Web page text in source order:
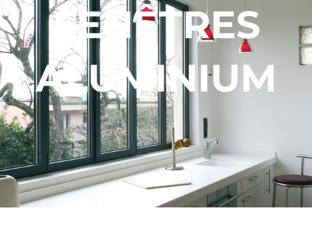
FENÊTRES
ALUMINIUM